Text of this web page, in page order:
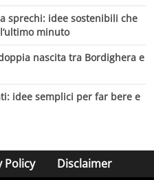
sprechi: idee sostenibili che
minuto
nascita tra Bordighera e
idee semplici per far bere e
Policy Disclaimer